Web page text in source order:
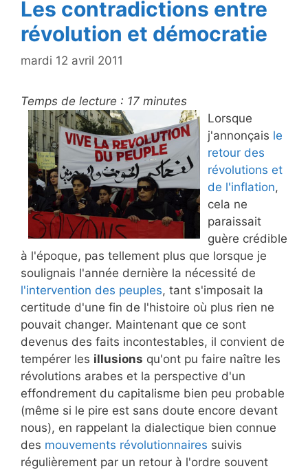
Les contradictions entre
révolution et démocratie
mardi 12 avril 2011
Temps de lecture : 17 minutes
Lorsque
j'annonçais le
retour des
révolutions et
de l'inflation,
cela ne
paraissait
guère crédible
à l'époque, pas tellement plus que lorsque je
soulignais l'année dernière la nécessité de
l'intervention des peuples, tant s'imposait la
certitude d'une fin de l'histoire où plus rien ne
pouvait changer. Maintenant que ce sont
devenus des faits incontestables, il convient de
tempérer les illusions qu'ont pu faire naître les
révolutions arabes et la perspective d'un
effondrement du capitalisme bien peu probable
(même si le pire est sans doute encore devant
nous), en rappelant la dialectique bien connue
des mouvements révolutionnaires suivis
régulièrement par un retour à l'ordre souvent